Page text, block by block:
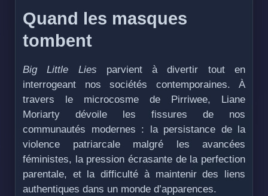
Quand les masques
tombent
Big Little Lies parvient à divertir tout en
interrogeant nos sociétés contemporaines. À
travers le microcosme de Pirriwee, Liane
Moriarty dévoile les fissures de nos
communautés modernes : la persistance de la
violence patriarcale malgré les avancées
féministes, la pression écrasante de la perfection
parentale, et la difficulté à maintenir des liens
authentiques dans un monde d’apparences.